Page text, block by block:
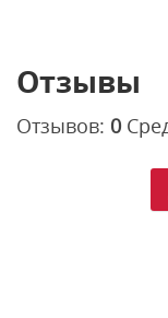
Отзывы
Отзывов: 0